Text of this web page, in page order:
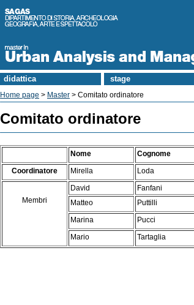
didattica stage
Home page > Master > Comitato ordinatore
Comitato ordinatore
Nome Cognome
Coordinatore
Mirella Loda
Membri
David Fanfani
Matteo
Puttilli
Marina
Pucci
Mario
Tartaglia